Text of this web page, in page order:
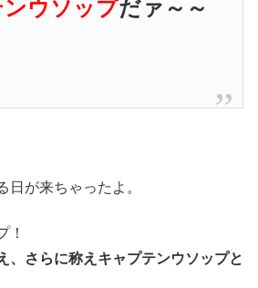
ウソップだァ～～
日が来ちゃったよ。
！
、さらに称えキャプテンウソップと